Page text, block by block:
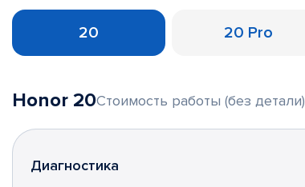
20 20 Pro
Honor 20Стоимость работы (без детали)
Диагностика